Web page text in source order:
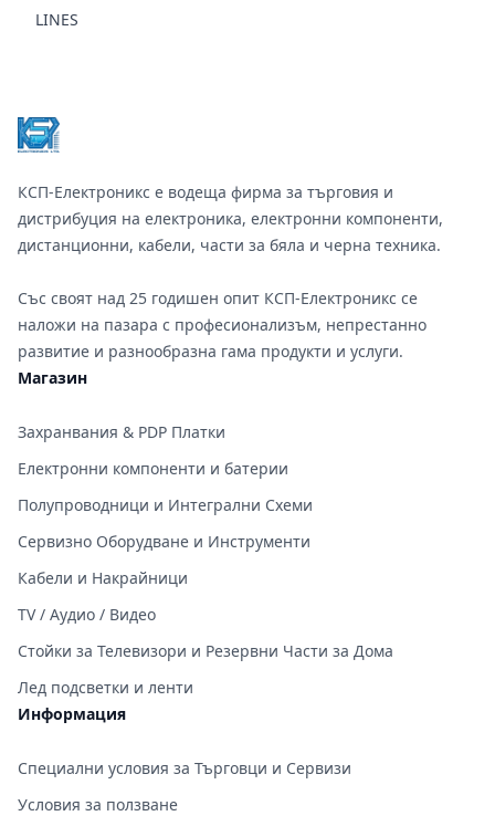
LINES
КСП-Електроникс е водеща фирма за търговия и
дистрибуция на електроника, електронни компоненти,
дистанционни, кабели, части за бяла и черна техника.
Със своят над 25 годишен опит КСП-Електроникс се
наложи на пазара с професионализъм, непрестанно
развитие и разнообразна гама продукти и услуги.
Магазин
Захранвания & PDP Платки
Електронни компоненти и батерии
Полупроводници и Интегрални Схеми
Сервизно Оборудване и Инструменти
Кабели и Накрайници
TV / Аудио / Видео
Стойки за Телевизори и Резервни Части за Дома
Лед подсветки и ленти
Информация
Специални условия за Търговци и Сервизи
Условия за ползване